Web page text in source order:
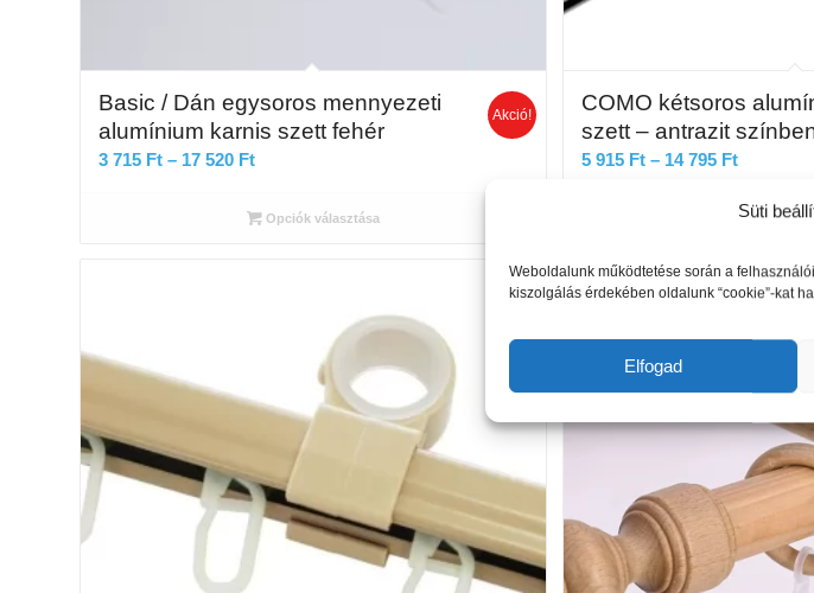
Süti
Weboldalunk működtetése során a
kiszolgálás érdekében oldalunk “cookie”-kat
Elfogad
Basic / Dán egysoros mennyezeti
alumínium karnis szett fehér
3 715 Ft – 17 520 FtÁrtartomány:
715 Ft
Akció!
Opciók választása
COMO kétsoros
szett – antrazit
5 915 Ft – 14 795 Ft
915 Ft
14
795 Ft
Opciók